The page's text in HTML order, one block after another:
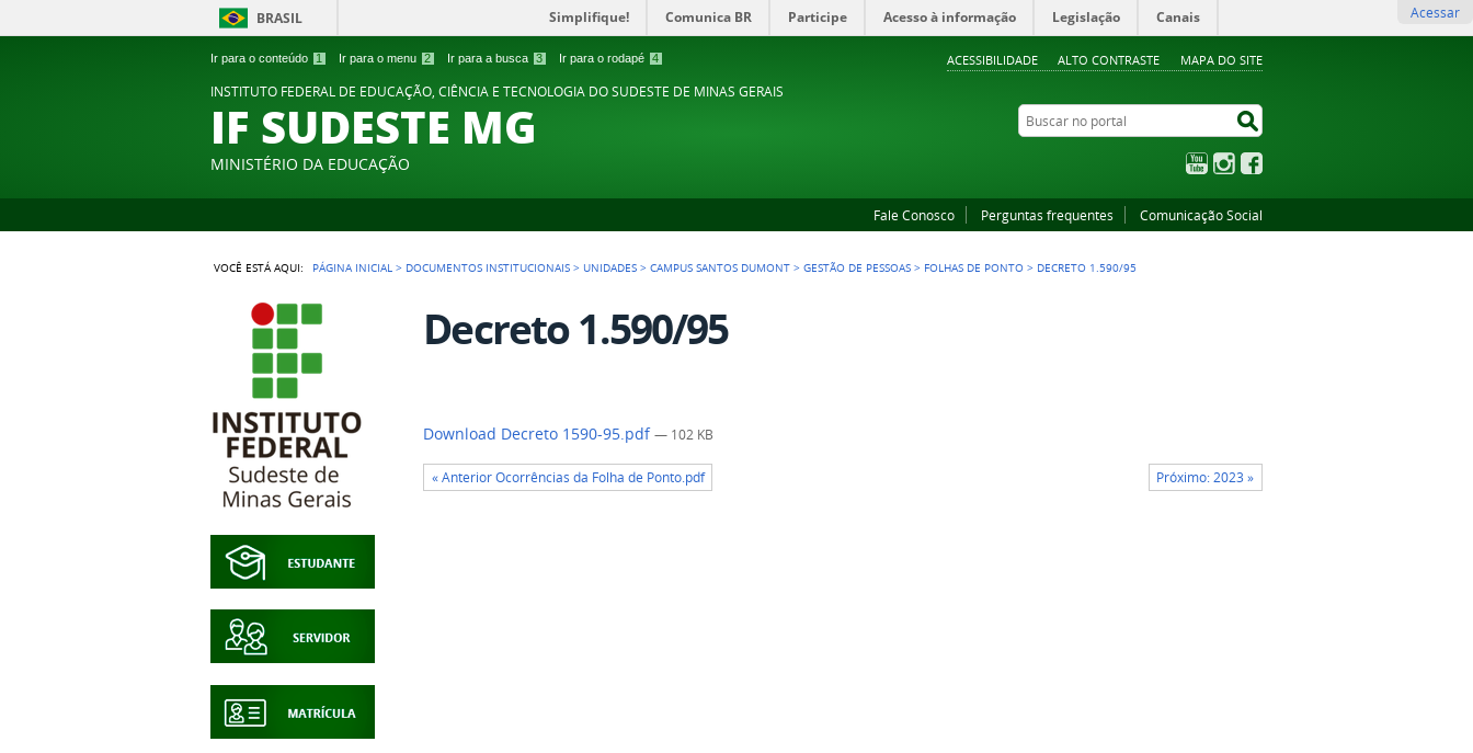
Ir para o conteúdo 1 Ir para o menu 2 Ir para a busca 3 Ir para o rodapé 4 ACESSIBILIDADE ALTO CONTRASTE MAPA DO SITE
BRASIL Simplifique! Comunica BR Participe Acesso à informação Legislação Canais Acessar
INSTITUTO FEDERAL DE EDUCAÇÃO, CIÊNCIA E TECNOLOGIA DO SUDESTE DE MINAS GERAIS
IF SUDESTE MG
MINISTÉRIO DA EDUCAÇÃO
Buscar no portal
YouTubeInstagram
Fale Conosco Perguntas frequentes Comunicação Social
VOCÊ ESTÁ AQUI: PÁGINA INICIAL > DOCUMENTOS INSTITUCIONAIS > UNIDADES >CAMPUS SANTOS DUMONT >GESTÃO DE PESSOAS > FOLHAS DE PONTO > DECRETO 1.590/95
Decreto 1.590/95
Download Decreto 1590-95.pdf— 102 KB
« Anterior Ocorrências da Folha de Ponto.pdf Próximo: 2023 »